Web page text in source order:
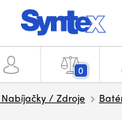
0
/ Zdroje